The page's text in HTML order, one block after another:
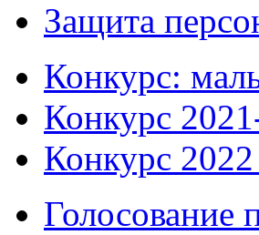
Защита
Конкурс:
Конкурс
Конкурс 2022
Голосование